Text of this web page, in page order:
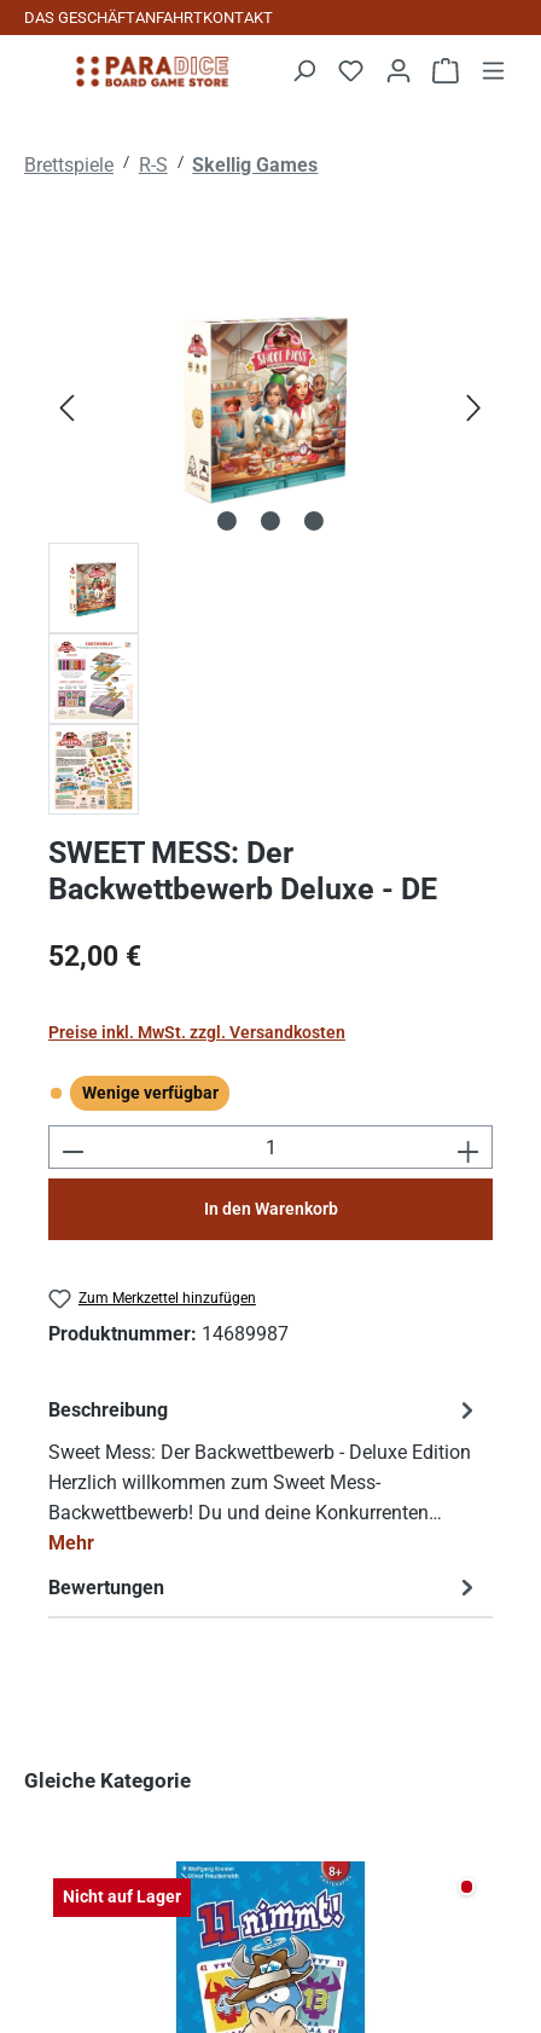
Zum Hauptinhalt springen
DAS GESCHÄFTANFAHRTKONTAKT
Brettspiele / R-S / Skellig Games
SWEET MESS: Der
Backwettbewerb Deluxe - DE
Regulärer Preis:
52,00 €
Preise inkl. MwSt. zzgl. Versandkosten
Wenige verfügbar
Wenige verfügbar
Produkt Anzahl: Gib den gewünschten
In den Warenkorb
Zum Merkzettel hinzufügen
Produktnummer: 14689987
Beschreibung
Sweet Mess: Der Backwettbewerb - Deluxe Edition
Herzlich willkommen zum Sweet Mess-
Backwettbewerb! Du und deine Konkurrenten…
Mehr
Bewertungen
Gleiche Kategorie
Nicht auf Lager Nicht